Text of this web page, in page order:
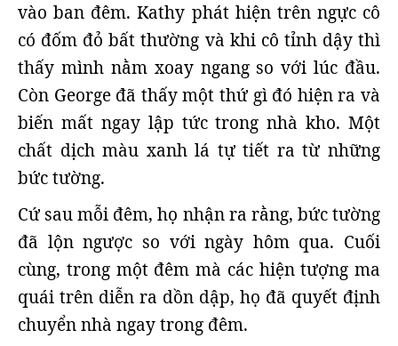
vào ban đêm. Kathy phát hiện trên ngực cô
có đốm đỏ bất thường và khi cô tỉnh dậy thì
thấy mình nằm xoay ngang so với lúc đầu.
Còn George đã thấy một thứ gì đó hiện ra và
biến mất ngay lập tức trong nhà kho. Một
chất dịch màu xanh lá tự tiết ra từ những
bức tường.
Cứ sau mỗi đêm, họ nhận ra rằng, bức tường
đã lộn ngược so với ngày hôm qua. Cuối
cùng, trong một đêm mà các hiện tượng ma
quái trên diễn ra dồn dập, họ đã quyết định
chuyển nhà ngay trong đêm.